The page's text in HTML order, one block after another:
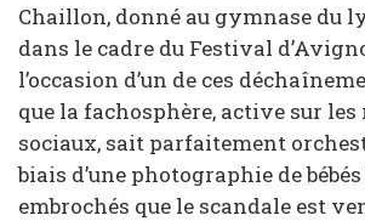
Chaillon, donné au gymnase du
dans le cadre du Festival
l’occasion d’un de ces
que la fachosphère, active sur les
sociaux, sait parfaitement
biais d’une photographie de
embrochés que le scandale est